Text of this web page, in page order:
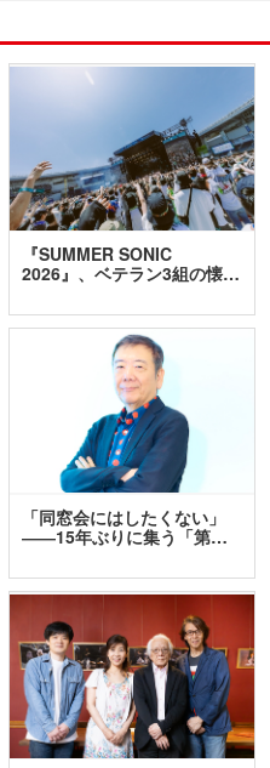
『SUMMER SONIC
2026』、ベテラン3組の懐…
「同窓会にはしたくない」
――15年ぶりに集う「第…